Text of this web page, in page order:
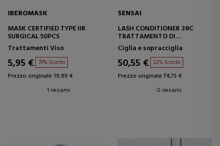
IBEROMASK
MASK CERTIFIED TYPE IIR
SURGICAL 50PCS
Trattamenti Viso
5,95 € 70% Sconto
Prezzo originale 19,90 €
1 riesami
SENSAI
LASH CONDITIONER 38C
TRATTAMENTO DI
RIPARAZIONE DELLE CIGLIA
Ciglia e sopracciglia
50,55 € 32% Sconto
Prezzo originale 74,75 €
0 riesami